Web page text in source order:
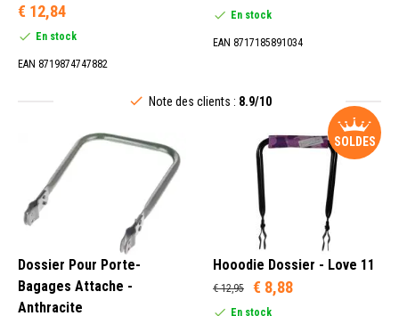
€ 12,84
En stock
EAN 8719874747882
En stock
EAN 8717185891034
Note des clients : 8.9/10
Dossier Pour Porte-
Bagages Attache -
Anthracite
SOLDES
Hooodie Dossier - Love 11
€ 12,95 € 8,88
En stock